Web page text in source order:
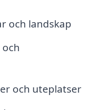
och landskap
och uteplatser